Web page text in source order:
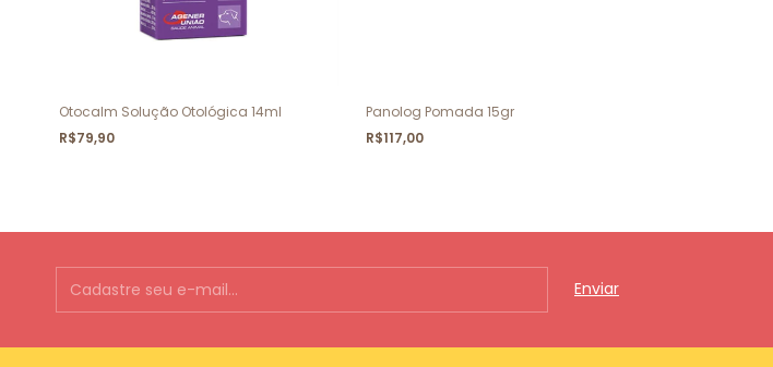
Otocalm Solução Otológica 14ml
R$79,90
Panolog Pomada 15gr
R$117,00